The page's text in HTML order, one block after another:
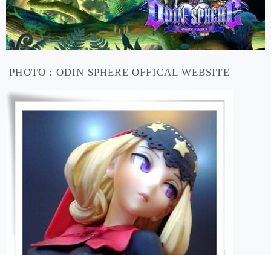
PHOTO : ODIN SPHERE OFFICAL WEBSITE